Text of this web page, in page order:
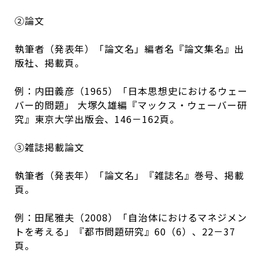
②論文
執筆者（発表年）「論文名」編者名『論文集名』出
版社、掲載頁。
例：内田義彦（1965）「日本思想史におけるウェー
バー的問題」 大塚久雄編『マックス・ウェーバー研
究』東京大学出版会、146－162頁。
③雑誌掲載論文
執筆者（発表年）「論文名」『雑誌名』巻号、掲載
頁。
例：田尾雅夫（2008）「自治体におけるマネジメン
トを考える」『都市問題研究』60（6）、22－37
頁。